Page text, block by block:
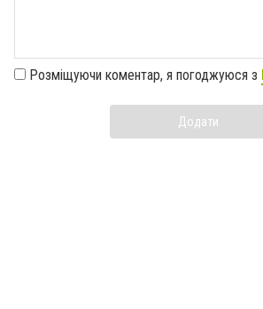
Розміщуючи коментар, я погоджуюся з
Додати